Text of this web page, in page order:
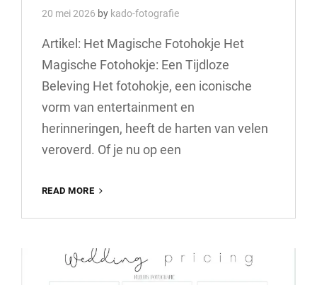
20 mei 2026 by kado-fotografie
Artikel: Het Magische Fotohokje Het
Magische Fotohokje: Een Tijdloze
Beleving Het fotohokje, een iconische
vorm van entertainment en
herinneringen, heeft de harten van velen
veroverd. Of je nu op een
READ MORE
VAN
FOTOHOKJE:
ONVERGETELIJKE
HERINNERINGEN